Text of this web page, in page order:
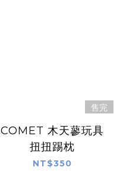
售完
COMET 木天蓼玩具
扭扭踢枕
NT$350